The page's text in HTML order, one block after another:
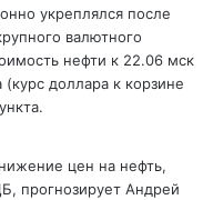
укреплялся после
валютного
нефти к 22.06 мск
доллара к корзине
цен на нефть,
прогнозирует Андрей